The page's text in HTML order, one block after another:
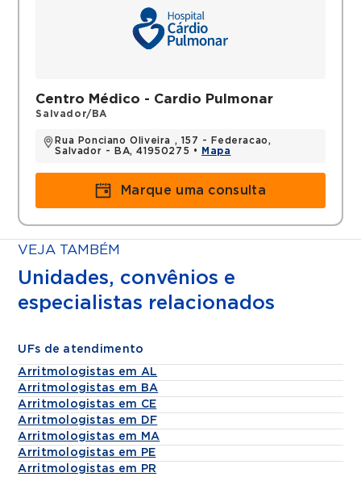
Centro Médico - Cardio Pulmonar
Salvador/BA
Rua Ponciano Oliveira , 157 - Federacao,
Salvador - BA, 41950275 •
Mapa
Marque uma consulta
VEJA TAMBÉM
Unidades, convênios e
especialistas relacionados
UFs de atendimento
Arritmologistas em AL
Arritmologistas em BA
Arritmologistas em CE
Arritmologistas em DF
Arritmologistas em MA
Arritmologistas em PE
Arritmologistas em PR